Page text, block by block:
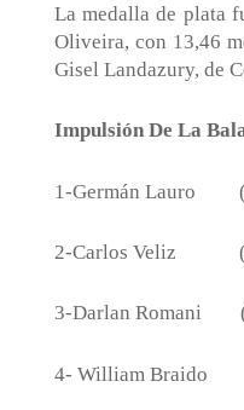
La medalla de plata
Oliveira, con 13,46
Gisel Landazury, de
Impulsión De La
1-Germán Lauro
2-Carlos Veliz
3-Darlan Romani
4- William Braido